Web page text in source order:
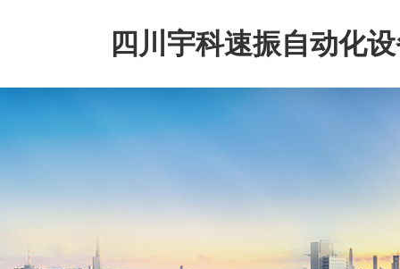
四川宇科速振自动化
公司